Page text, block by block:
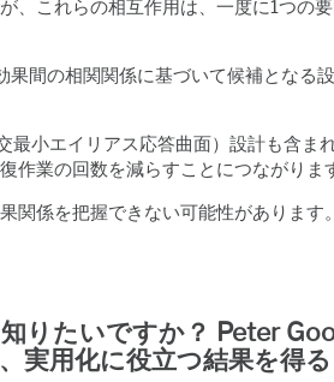
これらの相互作用は、一度に1つの
間の相関関係に基づいて候補となる
小エイリアス応答曲面）設計も含まれ
業の回数を減らすことにつながりま
係を把握できない可能性があります。
りたいですか？ Peter
用化に役立つ結果を得